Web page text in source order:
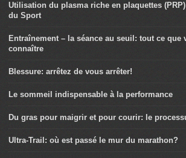
Utilisation du plasma riche en plaquettes
du Sport
Entraînement – la séance au seuil: tout ce que
connaître
Blessure: arrêtez de vous arrêter!
Le sommeil indispensable à la performance
Du gras pour maigrir et pour courir: le
Ultra-Trail: où est passé le mur du marathon?